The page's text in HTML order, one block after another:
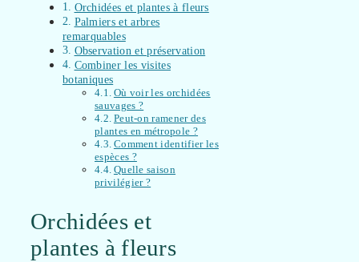
Orchidées et plantes à fleurs
Palmiers et arbres
remarquables
Observation et préservation
Combiner les visites
botaniques
Où voir les orchidées
sauvages ?
Peut-on ramener des
plantes en métropole ?
Comment identifier les
espèces ?
Quelle saison
privilégier ?
Orchidées et
plantes à fleurs